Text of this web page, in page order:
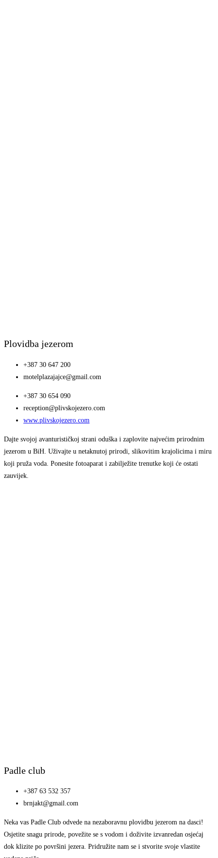
Plovidba jezerom
+387 30 647 200
motelplazajajce@gmail.com
+387 30 654 090
reception@plivskojezero.com
www.plivskojezero.com
Dajte svojoj avanturističkoj strani oduška i zaplovite najvećim prirodnim
jezerom u BiH. Uživajte u netaknutoj prirodi, slikovitim krajolicima i miru
koji pruža voda. Ponesite fotoaparat i zabilježite trenutke koji će ostati
zauvijek.
Padle club
+387 63 532 357
brnjakt@gmail.com
Neka vas Padle Club odvede na nezaboravnu plovidbu jezerom na dasci!
Osjetite snagu prirode, povežite se s vodom i doživite izvanredan osjećaj
dok klizite po površini jezera. Pridružite nam se i stvorite svoje vlastite